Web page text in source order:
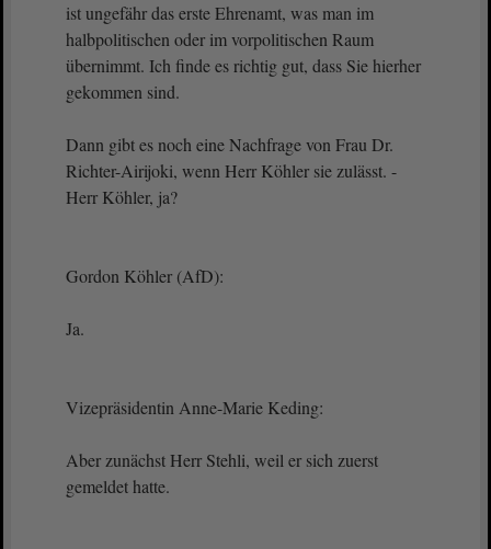
ist ungefähr das erste Ehrenamt, was man im
halbpolitischen oder im vorpolitischen Raum
übernimmt. Ich finde es richtig gut, dass Sie hierher
gekommen sind.
Dann gibt es noch eine Nachfrage von Frau Dr.
Richter-Airijoki, wenn Herr Köhler sie zulässt. -
Herr Köhler, ja?
Gordon Köhler (AfD):
Ja.
Vizepräsidentin Anne-Marie Keding:
Aber zunächst Herr Stehli, weil er sich zuerst
gemeldet hatte.